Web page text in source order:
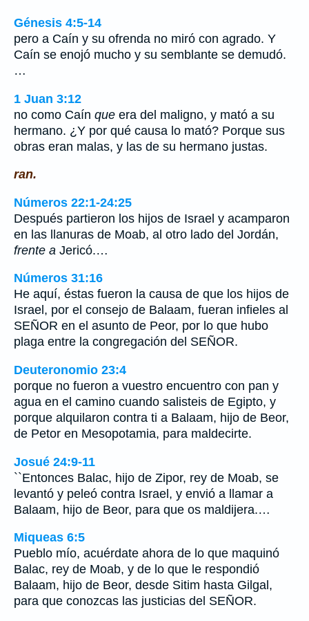
Génesis 4:5-14
pero a Caín y su ofrenda no miró con agrado. Y
Caín se enojó mucho y su semblante se demudó.
…
1 Juan 3:12
no como Caín que era del maligno, y mató a su
hermano. ¿Y por qué causa lo mató? Porque sus
obras eran malas, y las de su hermano justas.
ran.
Números 22:1-24:25
Después partieron los hijos de Israel y acamparon
en las llanuras de Moab, al otro lado del Jordán,
frente a Jericó.…
Números 31:16
He aquí, éstas fueron la causa de que los hijos de
Israel, por el consejo de Balaam, fueran infieles al
SEÑOR en el asunto de Peor, por lo que hubo
plaga entre la congregación del SEÑOR.
Deuteronomio 23:4
porque no fueron a vuestro encuentro con pan y
agua en el camino cuando salisteis de Egipto, y
porque alquilaron contra ti a Balaam, hijo de Beor,
de Petor en Mesopotamia, para maldecirte.
Josué 24:9-11
``Entonces Balac, hijo de Zipor, rey de Moab, se
levantó y peleó contra Israel, y envió a llamar a
Balaam, hijo de Beor, para que os maldijera.…
Miqueas 6:5
Pueblo mío, acuérdate ahora de lo que maquinó
Balac, rey de Moab, y de lo que le respondió
Balaam, hijo de Beor, desde Sitim hasta Gilgal,
para que conozcas las justicias del SEÑOR.